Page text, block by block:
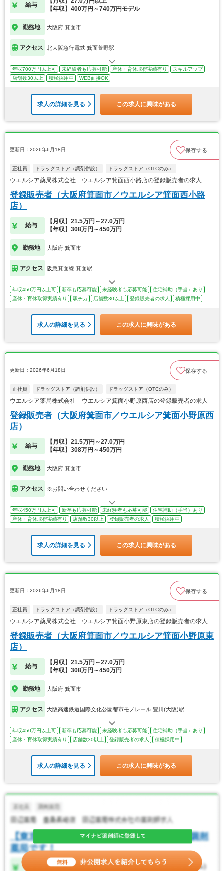
給与
【年収】400万円～740万円モデル
勤務地 大阪府 箕面市
アクセス 北大阪急行電鉄 箕面萱野駅
年収700万円以上可 未経験者も応募可能 産休・育休取得実績有り
スキルアップ
店舗数30以上
積極採用中 WEB面接OK
求人の詳細を見る この求人に興味がある
更新日：2026年6月18日 保存する
正社員 ドラッグストア（調剤併設） ドラッグストア（OTCのみ）
ウエルシア薬局株式会社 ウエルシア箕面西小路店の登録販売者の求人
登録販売者（大阪府箕面市／ウエルシア箕面西小路
店）
給与
【月収】21.5万円～27.0万円
【年収】308万円～450万円
勤務地 大阪府 箕面市
アクセス 阪急箕面線 箕面駅
年収450万円以上可 新卒も応募可能 未経験者も応募可能
住宅補助（手当）あり
産休・育休取得実績有り
駅チカ 店舗数30以上 登録販売者の求人 積極採用中
求人の詳細を見る この求人に興味がある
更新日：2026年6月18日 保存する
正社員 ドラッグストア（調剤併設） ドラッグストア（OTCのみ）
ウエルシア薬局株式会社 ウエルシア箕面小野原西店の登録販売者の求人
登録販売者（大阪府箕面市／ウエルシア箕面小野原西
店）
給与
【月収】21.5万円～27.0万円
【年収】308万円～450万円
勤務地 大阪府 箕面市
アクセス ※お問い合わせください
年収450万円以上可 新卒も応募可能 未経験者も応募可能
住宅補助（手当）あり
産休・育休取得実績有り
店舗数30以上 登録販売者の求人 積極採用中
求人の詳細を見る この求人に興味がある
更新日：2026年6月18日 保存する
正社員 ドラッグストア（調剤併設） ドラッグストア（OTCのみ）
ウエルシア薬局株式会社 ウエルシア箕面小野原東店の登録販売者の求人
登録販売者（大阪府箕面市／ウエルシア箕面小野原東
店）
給与
【月収】21.5万円～27.0万円
【年収】308万円～450万円
勤務地 大阪府 箕面市
アクセス 大阪高速鉄道国際文化公園都市モノレール 豊川(大阪)駅
年収450万円以上可 新卒も応募可能 未経験者も応募可能
住宅補助（手当）あり
産休・育休取得実績有り
店舗数30以上 登録販売者の求人 積極採用中
求人の詳細を見る この求人に興味がある